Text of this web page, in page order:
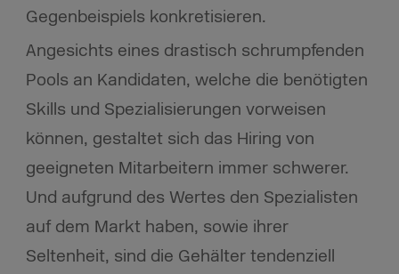
Gegenbeispiels konkretisieren.
Angesichts eines drastisch schrumpfenden
Pools an Kandidaten, welche die benötigten
Skills und Spezialisierungen vorweisen
können, gestaltet sich das Hiring von
geeigneten Mitarbeitern immer schwerer.
Und aufgrund des Wertes den Spezialisten
auf dem Markt haben, sowie ihrer
Seltenheit, sind die Gehälter tendenziell